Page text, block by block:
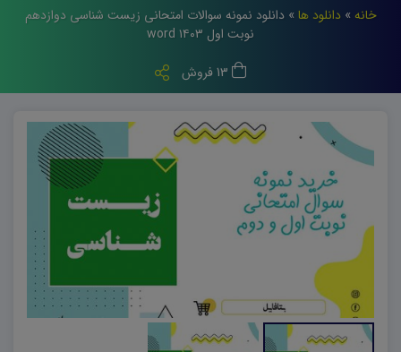
خانه »دانلود ها »دانلود نمونه سوالات امتحانی زیست شناسی دوازدهم
نوبت اول ۱۴۰۳ word